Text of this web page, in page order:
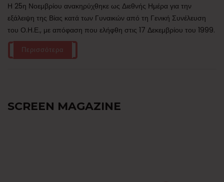
Η 25η Νοεμβρίου ανακηρύχθηκε ως Διεθνής Ημέρα για την
εξάλειψη της Βίας κατά των Γυναικών από τη Γενική Συνέλευση
του Ο.Η.Ε., με απόφαση που ελήφθη στις 17 Δεκεμβρίου του 1999.
Περισσότερα
SCREEN MAGAZINE